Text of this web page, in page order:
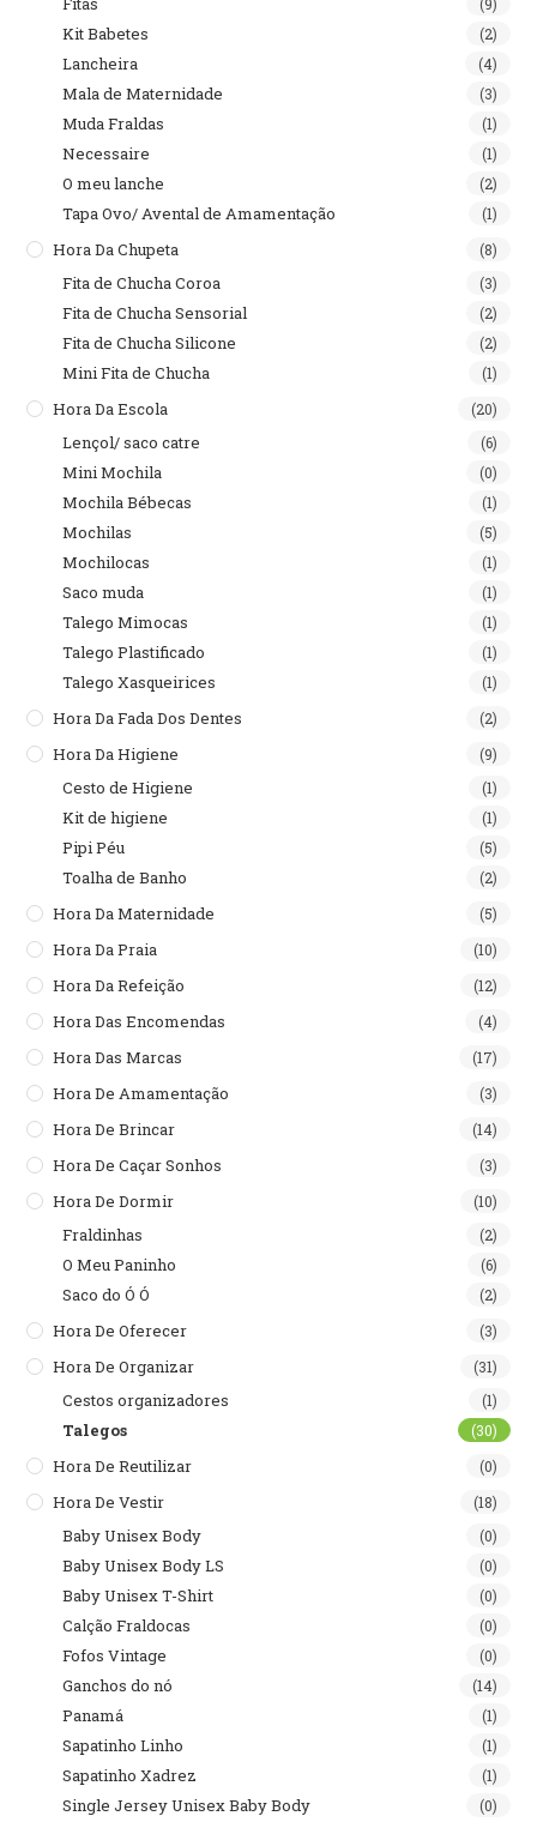
Kit Babetes (2)
Lancheira (4)
Mala de Maternidade (3)
Muda Fraldas (1)
Necessaire (1)
O meu lanche (2)
Tapa Ovo/ Avental de Amamentação (1)
Hora Da Chupeta (8)
Fita de Chucha Coroa (3)
Fita de Chucha Sensorial (2)
Fita de Chucha Silicone (2)
Mini Fita de Chucha (1)
Hora Da Escola (20)
Lençol/ saco catre (6)
Mini Mochila (0)
Mochila Bébecas (1)
Mochilas (5)
Mochilocas (1)
Saco muda (1)
Talego Mimocas (1)
Talego Plastificado (1)
Talego Xasqueirices (1)
Hora Da Fada Dos Dentes (2)
Hora Da Higiene (9)
Cesto de Higiene (1)
Kit de higiene (1)
Pipi Péu (5)
Toalha de Banho (2)
Hora Da Maternidade (5)
Hora Da Praia (10)
Hora Da Refeição (12)
Hora Das Encomendas (4)
Hora Das Marcas (17)
Hora De Amamentação (3)
Hora De Brincar (14)
Hora De Caçar Sonhos (3)
Hora De Dormir (10)
Fraldinhas (2)
O Meu Paninho (6)
Saco do Ó Ó (2)
Hora De Oferecer (3)
Hora De Organizar (31)
Cestos organizadores (1)
Talegos (30)
Hora De Reutilizar (0)
Hora De Vestir (18)
Baby Unisex Body (0)
Baby Unisex Body LS (0)
Baby Unisex T-Shirt (0)
Calção Fraldocas (0)
Fofos Vintage (0)
Ganchos do nó (14)
Panamá (1)
Sapatinho Linho (1)
Sapatinho Xadrez (1)
Single Jersey Unisex Baby Body (0)